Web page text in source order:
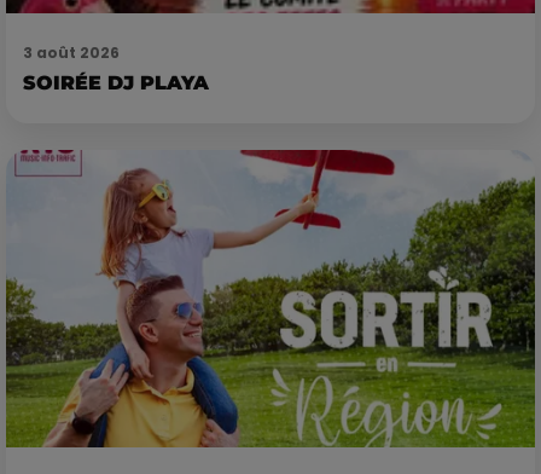
3 août 2026
SOIRÉE DJ PLAYA